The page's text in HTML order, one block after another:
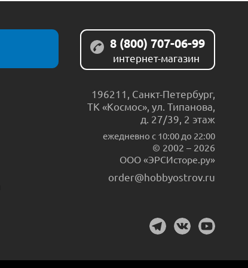
8 (800) 707-06-99
интернет-магазин
196211 Санкт-Петербург,
ТК «Космос», ул. Типанова,
д. 27/39, 2 этаж
ежедневно c 10:00 до 22:00
© 2002 – 2026
ООО «ЭРСИсторе.ру»
order@hobbyostrov.ru